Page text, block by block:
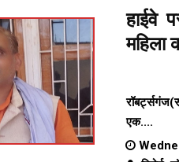
हाईवे
महिला
एक....